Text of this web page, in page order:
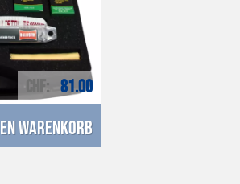
CHF 81.00
Warenkorb